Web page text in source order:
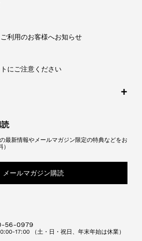
利用のお客様へお知らせ
にご注意ください
読
最新情報やメールマガジン限定の特典などをお
メールマガジン購読
56-0979
17:00 （土・日・祝日、年末年始は休業）